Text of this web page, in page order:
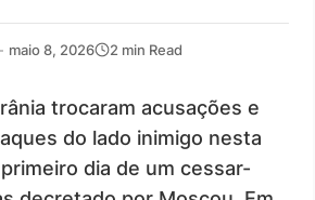
maio 8, 2026 2 min Read
trocaram acusações e
do lado inimigo nesta
dia de um cessar-